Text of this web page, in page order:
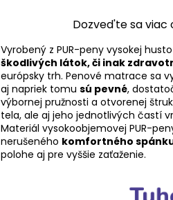
Dozved'te sa viac
Vyrobený z PUR-peny vysokej
škodlivých látok, či inak
európsky trh. Penové matrace sa
aj napriek tomu sú pevné,
výbornej pružnosti a otvorenej
tela, ale aj jeho jednotlivých častí
Materiál vysokoobjemovej PUR-
nerušeného komfortného
polohe aj pre vyššie zaťaženie.